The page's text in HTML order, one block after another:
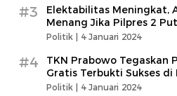
#3
Elektabilitas Meningkat,
Menang Jika Pilpres 2
Politik | 4 Januari 2024
#4
TKN Prabowo Tegaskan
Gratis Terbukti Sukses di
Politik | 4 Januari 2024